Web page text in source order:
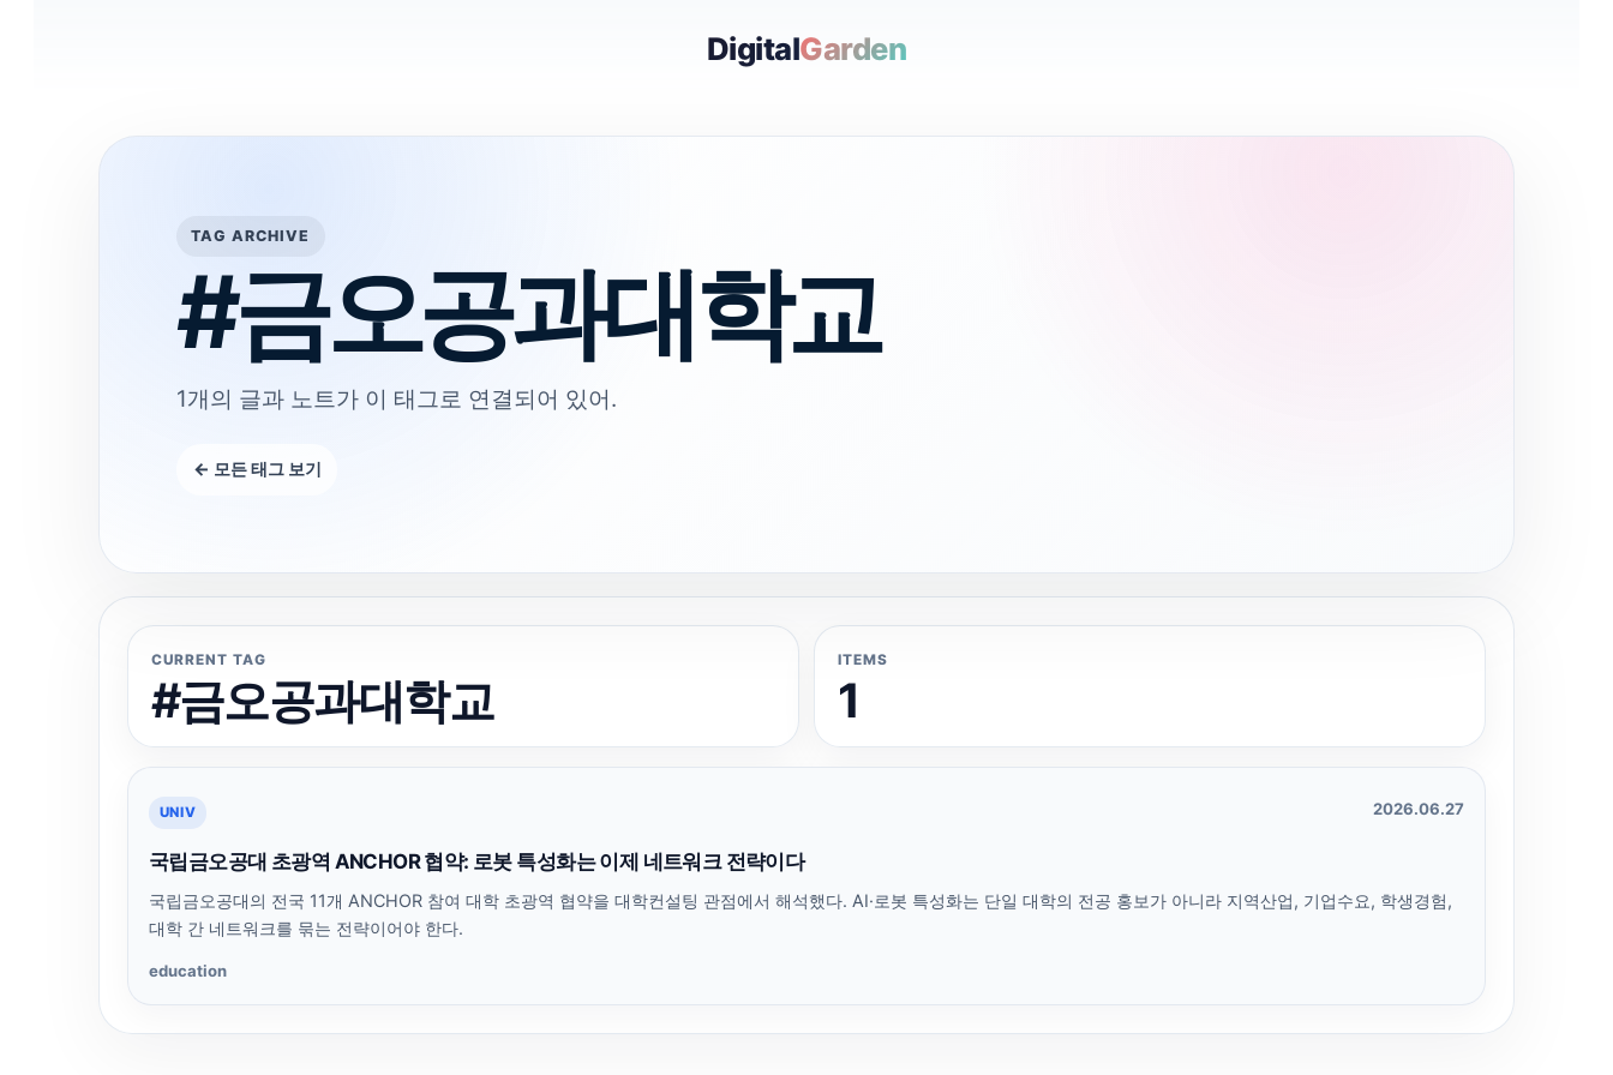
DigitalGarden
TAG ARCHIVE
#금오공과대학교
1개의 글과 노트가 이 태그로 연결되어 있어.
← 모든 태그 보기
CURRENT TAG
#금오공과대학교
ITEMS
1
UNIV 2026.06.27
국립금오공대 초광역 ANCHOR 협약: 로봇 특성화는 이제 네트워크 전략이다
국립금오공대의 전국 11개 ANCHOR 참여 대학 초광역 협약을 대학컨설팅 관점에서 해석했다. AI·로봇 특성화는 단일 대학의 전공 홍보가 아니라 지역산업, 기업수요, 학생경험,
대학 간 네트워크를 묶는 전략이어야 한다.
education